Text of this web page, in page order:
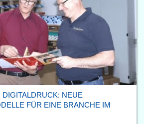
NEUE
FÜR EINE BRANCHE IM